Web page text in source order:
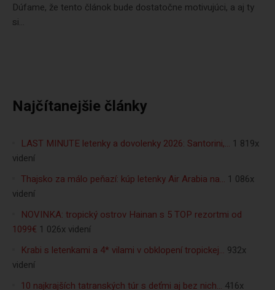
Dúfame, že tento článok bude dostatočne motivujúci, a aj ty
si...
Najčítanejšie články
LAST MINUTE letenky a dovolenky 2026: Santorini,… 1 819x
videní
Thajsko za málo peňazí: kúp letenky Air Arabia na… 1 086x
videní
NOVINKA: tropický ostrov Hainan s 5 TOP rezortmi od
1099€ 1 026x videní
Krabi s letenkami a 4* vilami v obklopení tropickej… 932x
videní
10 najkrajších tatranských túr s deťmi aj bez nich… 416x